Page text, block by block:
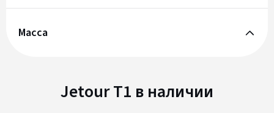
Масса
Jetour T1 в наличии